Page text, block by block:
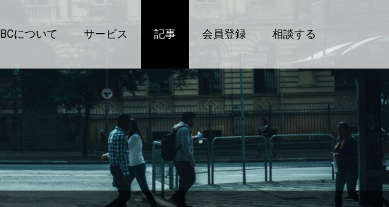
BCについて サービス 記事 会員登録 相談する